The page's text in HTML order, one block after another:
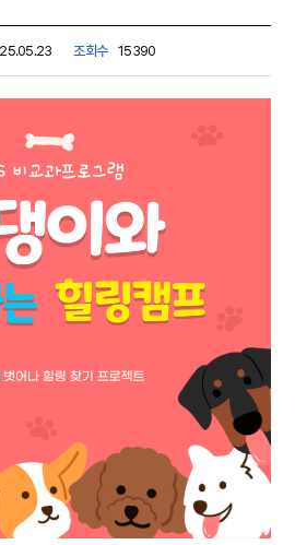
조회수 15390